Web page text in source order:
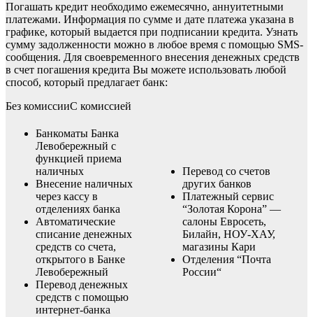
Погашать кредит необходимо ежемесячно, аннуитетными
платежами. Информация по сумме и дате платежа указана в
графике, который выдается при подписании кредита. Узнать
сумму задолженности можно в любое время с помощью SMS-
сообщения. Для своевременного внесения денежных средств
в счет погашения кредита Вы можете использовать любой
способ, который предлагает банк:
Без комиссииС комиссией
Банкоматы Банка
Левобережный с
функцией приема
наличных
Внесение наличных
через кассу в
отделениях банка
Автоматические
списание денежных
средств со счета,
открытого в Банке
Левобережный
Перевод денежных
средств с помощью
интернет-банка
Перевод со счетов
других банков
Платежный сервис
“Золотая Корона” —
салоны Евросеть,
Билайн, НОУ-ХАУ,
магазины Кари
Отделения “Почта
России“